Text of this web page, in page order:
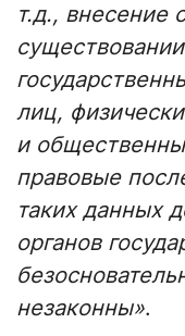
т.д., внесение
лиц,
и
правовые
таких данных
органов
незаконны».